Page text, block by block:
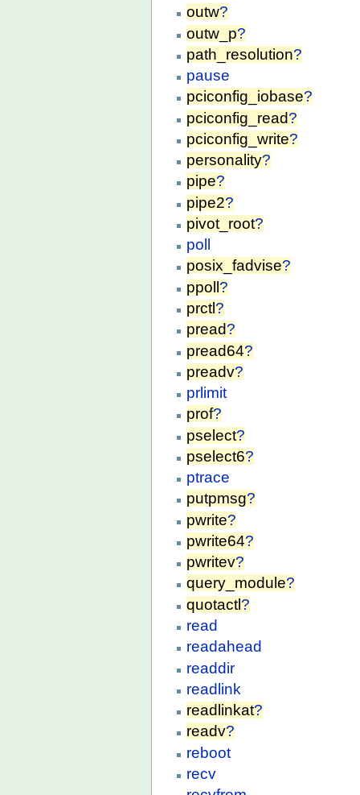
outw?
outw_p?
path_resolution?
pause
pciconfig_iobase?
pciconfig_read?
pciconfig_write?
personality?
pipe?
pipe2?
pivot_root?
poll
posix_fadvise?
ppoll?
prctl ?
pread?
pread64?
preadv?
prlimit
prof?
pselect?
pselect6?
ptrace
putpmsg?
pwrite?
pwrite64?
pwritev?
query_module?
quotactl?
read
readahead
readdir
readlink
readlinkat?
readv?
reboot
recv